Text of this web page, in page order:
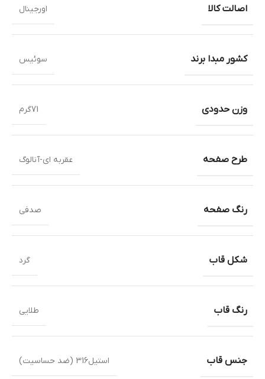
اصالت کالا اورجینال
کشور مبدا برند سوئیس
وزن حدودی 71گرم
طرح صفحه عقربه ای-آنالوگ
رنگ صفحه صدفی
شکل قاب گرد
رنگ قاب طلایی
جنس قاب استیل316 (ضد حساسیت)